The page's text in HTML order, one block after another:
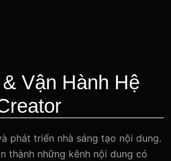
Vận Hành Hệ
phát triển nhà sáng tạo nội dung.
thành những kênh nội dung có